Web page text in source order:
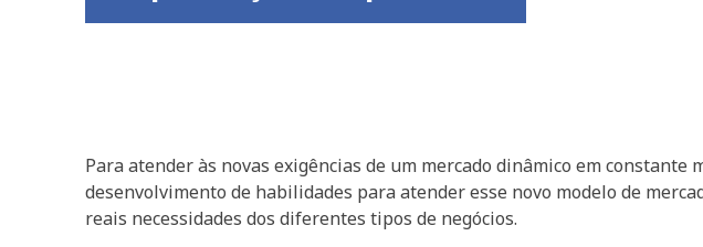
Para atender às novas exigências de um mercado dinâmico em
desenvolvimento de habilidades para atender esse novo modelo de
reais necessidades dos diferentes tipos de negócios.